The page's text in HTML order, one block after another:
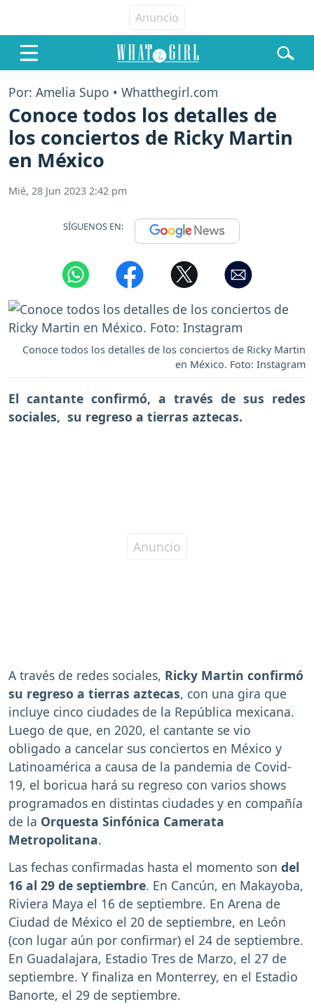
Por: Amelia Supo • Whatthegirl.com
Conoce todos los detalles de
los conciertos de Ricky Martin
en México
Mié, 28 Jun 2023 2:42 pm
SÍGUENOS EN:
Conoce todos los detalles de los conciertos de Ricky Martin
en México. Foto: Instagram
El cantante confirmó, a través de sus redes
sociales, su regreso a tierras aztecas.
A través de redes sociales, Ricky Martin confirmó
su regreso a tierras aztecas, con una gira que
incluye cinco ciudades de la República mexicana.
Luego de que, en 2020, el cantante se vio
obligado a cancelar sus conciertos en México y
Latinoamérica a causa de la pandemia de Covid-
19, el boricua hará su regreso con varios shows
programados en distintas ciudades y en compañía
de la Orquesta Sinfónica Camerata
Metropolitana.
Las fechas confirmadas hasta el momento son del
16 al 29 de septiembre. En Cancún, en Makayoba,
Riviera Maya el 16 de septiembre. En Arena de
Ciudad de México el 20 de septiembre, en León
(con lugar aún por confirmar) el 24 de septiembre.
En Guadalajara, Estadio Tres de Marzo, el 27 de
septiembre. Y finaliza en Monterrey, en el Estadio
Banorte, el 29 de septiembre.